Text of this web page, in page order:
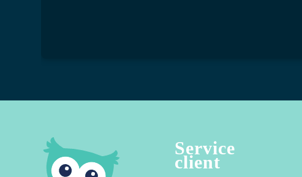
Service
client